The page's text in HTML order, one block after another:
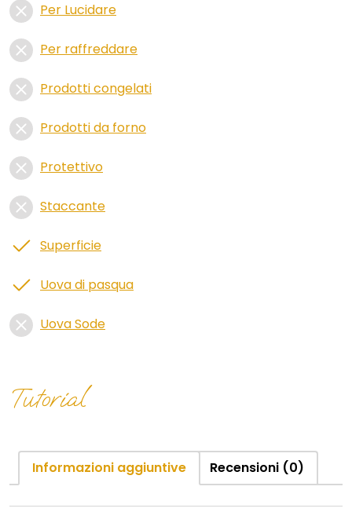
Per Lucidare
Per raffreddare
Prodotti congelati
Prodotti da forno
Protettivo
Staccante
Superficie
Uova di pasqua
Uova Sode
Tutorial
Informazioni aggiuntive Recensioni (0)